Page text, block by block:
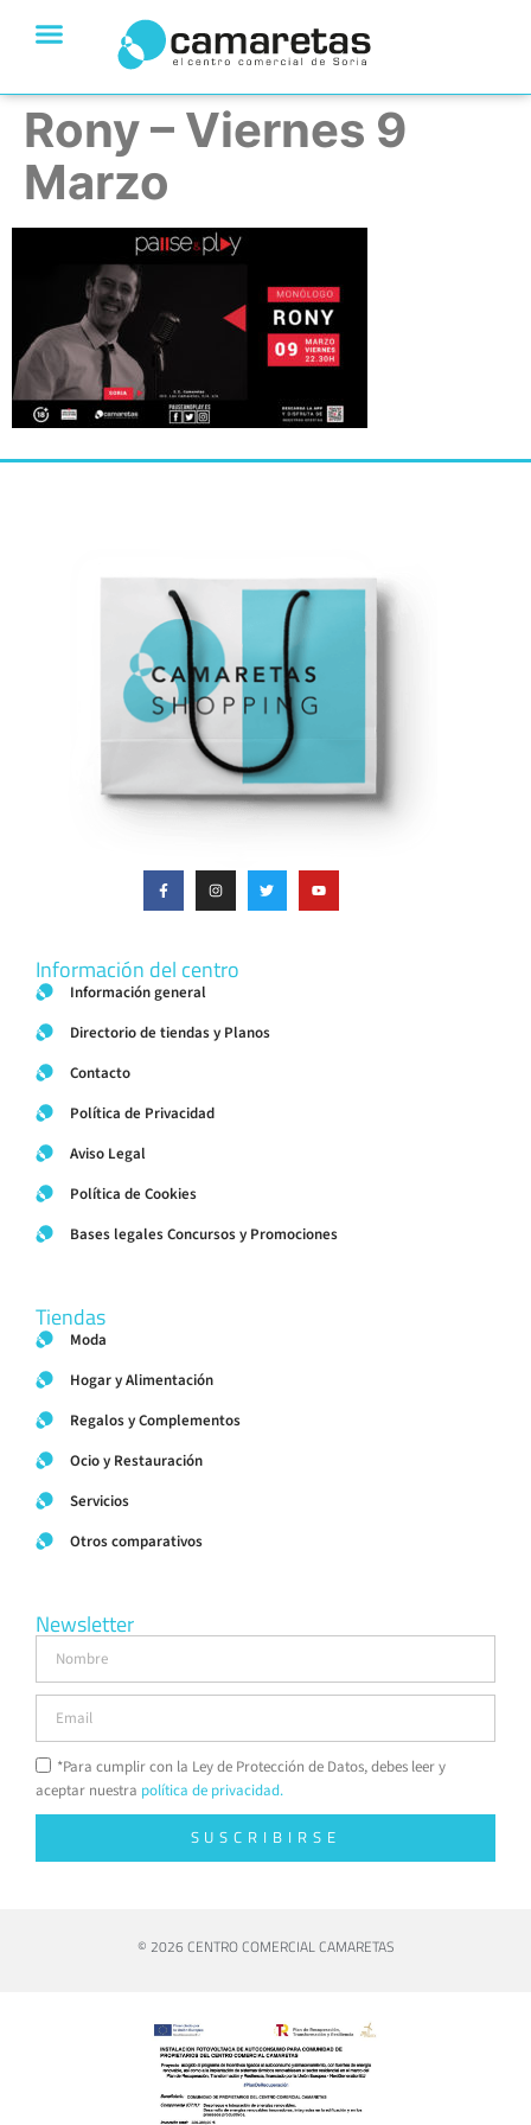
Rony – Viernes 9
Marzo
Información del centro
Información general
Directorio de tiendas y Planos
Contacto
Política de Privacidad
Aviso Legal
Política de Cookies
Bases legales Concursos y Promociones
Tiendas
Moda
Hogar y Alimentación
Regalos y Complementos
Ocio y Restauración
Servicios
Otros comparativos
Newsletter
*Para cumplir con la Ley de Protección de Datos, debes leer y
aceptar nuestra política de privacidad.
SUSCRIBIRSE
© 2026 CENTRO COMERCIAL CAMARETAS